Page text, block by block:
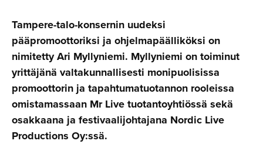
Tampere-talo-konsernin uudeksi
pääpromoottoriksi ja ohjelmapäälliköksi on
nimitetty Ari Myllyniemi. Myllyniemi on toiminut
yrittäjänä valtakunnallisesti monipuolisissa
promoottorin ja tapahtumatuotannon rooleissa
omistamassaan Mr Live tuotantoyhtiössä sekä
osakkaana ja festivaalijohtajana Nordic Live
Productions Oy:ssä.